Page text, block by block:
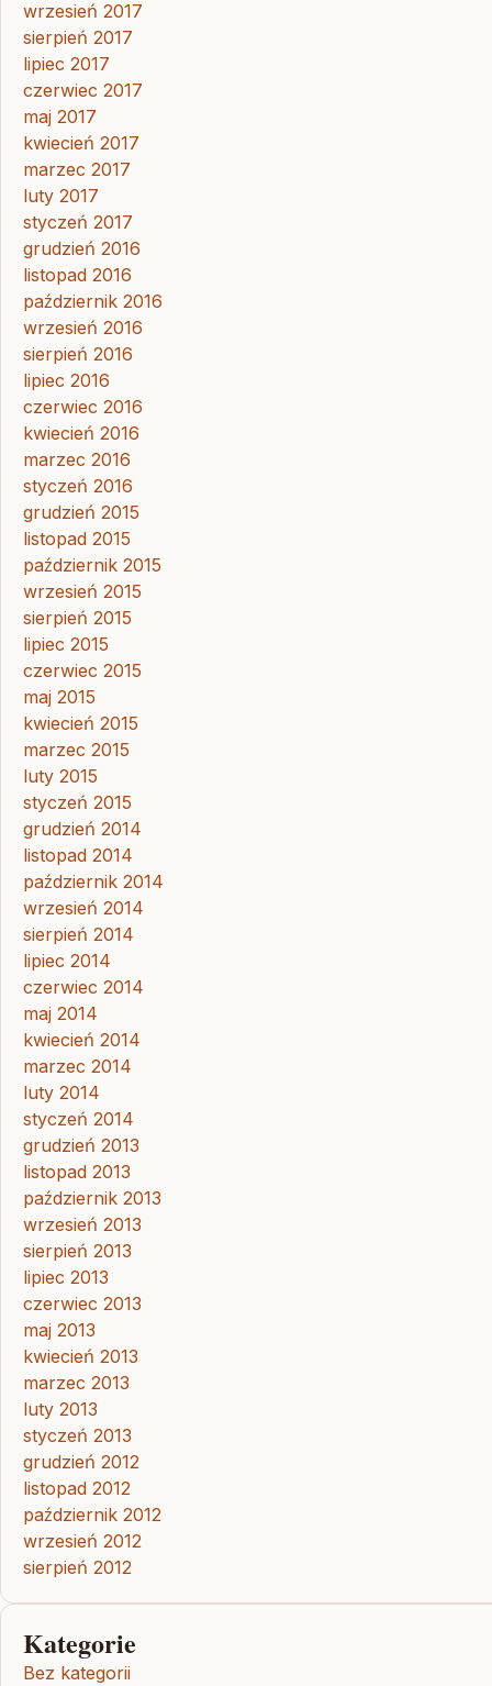
wrzesień 2017
sierpień 2017
lipiec 2017
czerwiec 2017
maj 2017
kwiecień 2017
marzec 2017
luty 2017
styczeń 2017
grudzień 2016
listopad 2016
październik 2016
wrzesień 2016
sierpień 2016
lipiec 2016
czerwiec 2016
kwiecień 2016
marzec 2016
styczeń 2016
grudzień 2015
listopad 2015
październik 2015
wrzesień 2015
sierpień 2015
lipiec 2015
czerwiec 2015
maj 2015
kwiecień 2015
marzec 2015
luty 2015
styczeń 2015
grudzień 2014
listopad 2014
październik 2014
wrzesień 2014
sierpień 2014
lipiec 2014
czerwiec 2014
maj 2014
kwiecień 2014
marzec 2014
luty 2014
styczeń 2014
grudzień 2013
listopad 2013
październik 2013
wrzesień 2013
sierpień 2013
lipiec 2013
czerwiec 2013
maj 2013
kwiecień 2013
marzec 2013
luty 2013
styczeń 2013
grudzień 2012
listopad 2012
październik 2012
wrzesień 2012
sierpień 2012
Kategorie
Bez kategorii